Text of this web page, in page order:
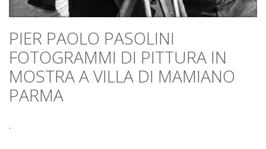
PIER PAOLO PASOLINI
FOTOGRAMMI DI PITTURA IN
MOSTRA A VILLA DI MAMIANO
PARMA
.